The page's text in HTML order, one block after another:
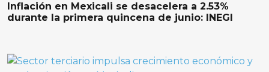
Inflación en Mexicali se desacelera a 2.53%
durante la primera quincena de junio: INEGI